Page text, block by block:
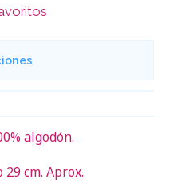
algodón.
cm. Aprox.